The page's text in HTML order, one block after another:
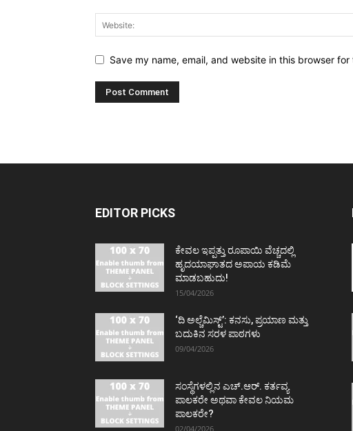
Save my name, email, and website in this browser
EDITOR PICKS
ಕೇವಲ ಇಪ್ಪತ್ತು ರೂಪಾಯಿ ವೆಚ್ಚದಲ್ಲಿ
ಹೃದಯಾಘಾತದ ಅಪಾಯ ಕಡಿಮೆ
ಮಾಡಬಹುದು!
15/04/2026
‘ದಿ ಅಲ್ಚೆಮಿಸ್ಟ್’: ಕನಸು, ಪ್ರಯಾಣ ಮತ್ತು
ಬದುಕಿನ ಸರಳ ಪಾಠಗಳು
09/04/2026
ಸಂಸ್ಥೆಗಳಲ್ಲಿನ ಎಚ್.ಆರ್. ಕರ್ತವ್ಯ
ಪಾಲಕರೇ ಅಥವಾ ಕೇವಲ ನಿಯಮ
ಪಾಲಕರೇ?
02/04/2026